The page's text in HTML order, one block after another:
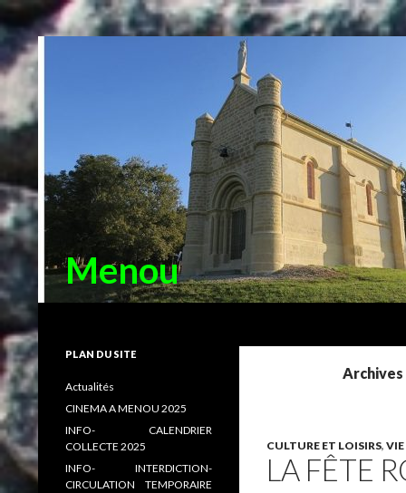
Menou
CULTURE ET LOISIRS,
LA FÊTE
PLAN DU SITE
Actualités
CINEMA A MENOU 2025
INFO- CALENDRIER
COLLECTE 2025
INFO- INTERDICTION-
CIRCULATION TEMPORAIRE